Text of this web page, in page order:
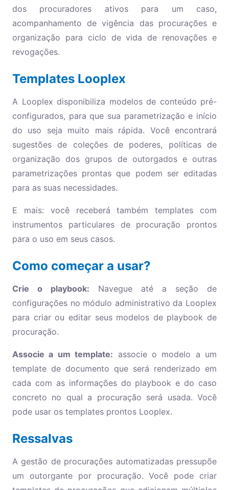
dos procuradores ativos para um caso,
acompanhamento de vigência das procurações e
organização para ciclo de vida de renovações e
revogações.
Templates Looplex
A Looplex disponibiliza modelos de conteúdo pré-
configurados, para que sua parametrização e início
do uso seja muito mais rápida. Você encontrará
sugestões de coleções de poderes, políticas de
organização dos grupos de outorgados e outras
parametrizações prontas que podem ser editadas
para as suas necessidades.
E mais: você receberá também templates com
instrumentos particulares de procuração prontos
para o uso em seus casos.
Como começar a usar?
Crie o playbook: Navegue até a seção de
configurações no módulo administrativo da Looplex
para criar ou editar seus modelos de playbook de
procuração.
Associe a um template: associe o modelo a um
template de documento que será renderizado em
cada com as informações do playbook e do caso
concreto no qual a procuração será usada. Você
pode usar os templates prontos Looplex.
Ressalvas
A gestão de procurações automatizadas pressupõe
um outorgante por procuração. Você pode criar